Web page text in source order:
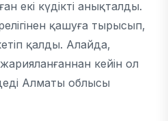
екі күдікті анықталды.
қашуға тырысып,
қалды. Алайда,
кейін ол
Алматы облысы